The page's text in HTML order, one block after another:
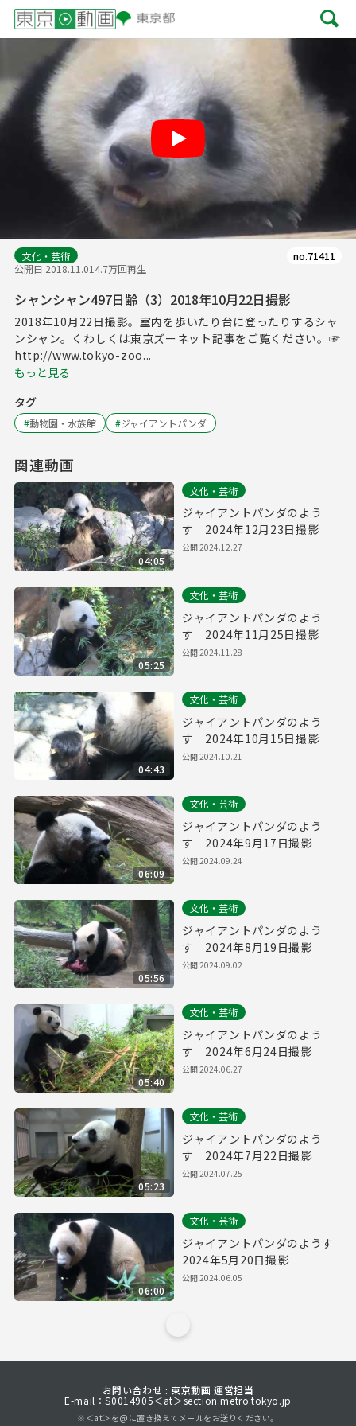
文化・芸術
公開日 2018.11.014.7万回再生
no.71411
シャンシャン497日齢（3）2018年10月22日撮影
2018年10月22日撮影。室内を歩いたり台に登ったりするシャ
ンシャン。くわしくは東京ズーネット記事をご覧ください。☞
http://www.tokyo-zoo...
もっと見る
タグ
#動物園・水族館 #ジャイアントパンダ
関連動画
04:05
文化・芸術
ジャイアントパンダのよう
す 2024年12月23日撮影
公開2024.12.27
05:25
文化・芸術
ジャイアントパンダのよう
す 2024年11月25日撮影
公開2024.11.28
04:43
文化・芸術
ジャイアントパンダのよう
す 2024年10月15日撮影
公開2024.10.21
06:09
文化・芸術
ジャイアントパンダのよう
す 2024年9月17日撮影
公開2024.09.24
05:56
文化・芸術
ジャイアントパンダのよう
す 2024年8月19日撮影
公開2024.09.02
05:40
文化・芸術
ジャイアントパンダのよう
す 2024年6月24日撮影
公開2024.06.27
05:23
文化・芸術
ジャイアントパンダのよう
す 2024年7月22日撮影
公開2024.07.25
06:00
文化・芸術
ジャイアントパンダのようす
2024年5月20日撮影
公開2024.06.05
お問い合わせ : 東京動画 運営担当
E-mail：S0014905＜at＞section.metro.tokyo.jp
※＜at＞を@に置き換えてメールをお送りください。